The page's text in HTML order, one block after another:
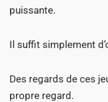
puissante.
Il suffit simplement
Des regards de ces
propre regard.